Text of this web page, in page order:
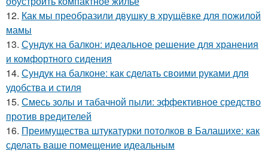
12. Как мы преобразили двушку в хрущёвке для пожилой
мамы
13. Сундук на балкон: идеальное решение для хранения
и комфортного сидения
14. Сундук на балконе: как сделать своими руками для
удобства и стиля
15. Смесь золы и табачной пыли: эффективное средство
против вредителей
16. Преимущества штукатурки потолков в Балашихе: как
сделать ваше помещение идеальным